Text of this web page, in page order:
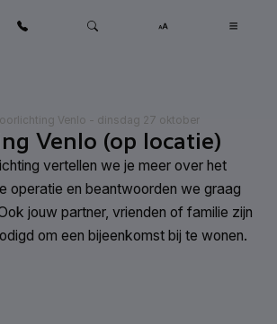
Venlo - dinsdag 27 oktober
Venlo (op locatie)
vertellen we je meer over het
operatie en beantwoorden we graag
jouw partner, vrienden of familie zijn
om een bijeenkomst bij te wonen.